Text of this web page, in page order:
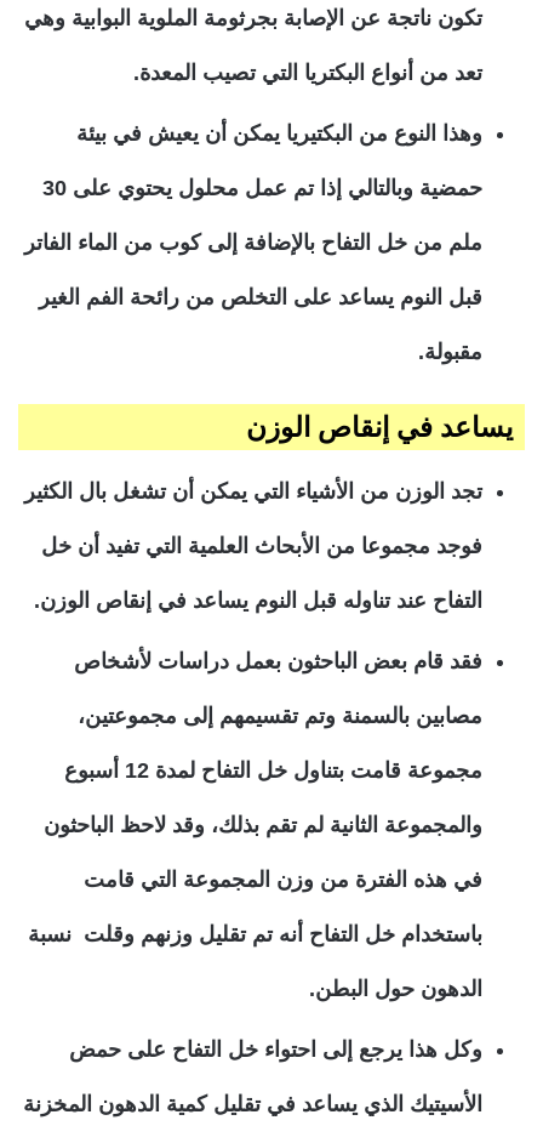
تكون ناتجة عن الإصابة بجرثومة الملوية البوابية وهي
تعد من أنواع البكتريا التي تصيب المعدة.
وهذا النوع من البكتيريا يمكن أن يعيش في بيئة
حمضية وبالتالي إذا تم عمل محلول يحتوي على 30
ملم من خل التفاح بالإضافة إلى كوب من الماء الفاتر
قبل النوم يساعد على التخلص من رائحة الفم الغير
مقبولة.
يساعد في إنقاص الوزن
تجد الوزن من الأشياء التي يمكن أن تشغل بال الكثير
فوجد مجموعا من الأبحاث العلمية التي تفيد أن خل
التفاح عند تناوله قبل النوم يساعد في إنقاص الوزن.
فقد قام بعض الباحثون بعمل دراسات لأشخاص
مصابين بالسمنة وتم تقسيمهم إلى مجموعتين،
مجموعة قامت بتناول خل التفاح لمدة 12 أسبوع
والمجموعة الثانية لم تقم بذلك، وقد لاحظ الباحثون
في هذه الفترة من وزن المجموعة التي قامت
باستخدام خل التفاح أنه تم تقليل وزنهم وقلت نسبة
الدهون حول البطن.
وكل هذا يرجع إلى احتواء خل التفاح على حمض
الأسيتيك الذي يساعد في تقليل كمية الدهون المخزنة